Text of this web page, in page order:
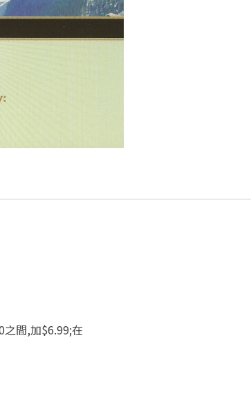
間,加$6.99;在